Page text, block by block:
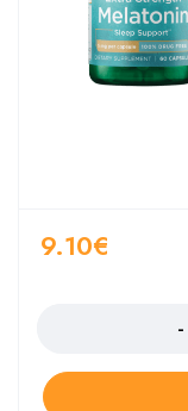
9.10€